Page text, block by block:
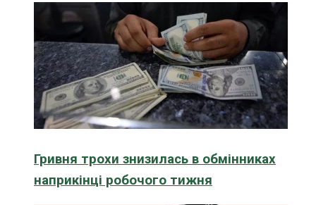
Гривня трохи знизилась в обмінниках
наприкінці робочого тижня